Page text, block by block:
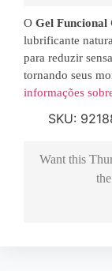
O Gel Funcional
lubrificante
para reduzir
tornando seus
informações
SKU:
Want this